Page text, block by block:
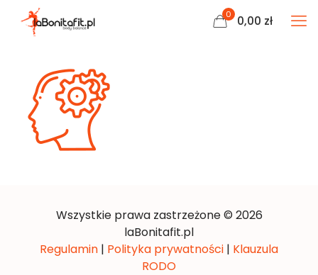
0 0,00 zł
Wszystkie prawa zastrzeżone © 2026
laBonitafit.pl
Regulamin | Polityka prywatności | Klauzula
RODO